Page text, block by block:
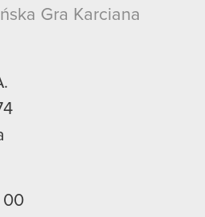
Gra Karciana
00